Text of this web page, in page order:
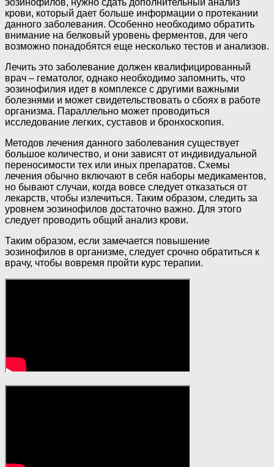
крови, который дает больше информации о протекании
данного заболевания. Особенно необходимо обратить
внимание на белковый уровень ферментов, для чего
возможно понадобятся еще несколько тестов и анализов.
Лечить это заболевание должен квалифицированный
врач – гематолог, однако необходимо запомнить, что
эозинофилия идет в комплексе с другими важными
болезнями и может свидетельствовать о сбоях в работе
организма. Параллельно может проводиться
исследование легких, суставов и бронхоскопия.
Методов лечения данного заболевания существует
большое количество, и они зависят от индивидуальной
переносимости тех или иных препаратов. Схемы
лечения обычно включают в себя наборы медикаментов,
но бывают случаи, когда вовсе следует отказаться от
лекарств, чтобы излечиться. Таким образом, следить за
уровнем эозинофилов достаточно важно. Для этого
следует проводить общий анализ крови.
Таким образом, если замечается повышение
эозинофилов в организме, следует срочно обратиться к
врачу, чтобы вовремя пройти курс терапии.